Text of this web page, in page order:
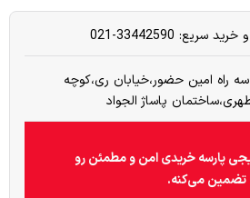
سریع: 33442590-021
راه امین حضور،خیابان ری،کوچه
پاساژ الجواد
پارسه خریدی امن و مطمئن رو
تضمین می‌کنه.